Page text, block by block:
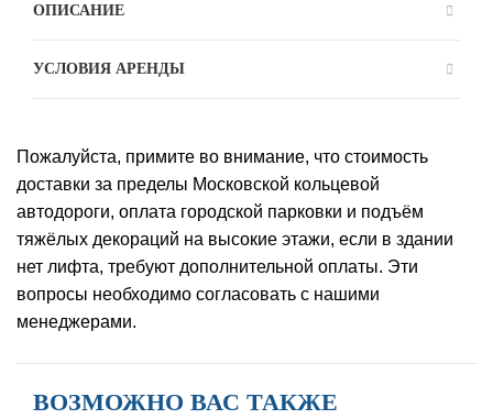
ОПИСАНИЕ
УСЛОВИЯ АРЕНДЫ
Пожалуйста, примите во внимание, что стоимость
доставки за пределы Московской кольцевой
автодороги, оплата городской парковки и подъём
тяжёлых декораций на высокие этажи, если в здании
нет лифта, требуют дополнительной оплаты. Эти
вопросы необходимо согласовать с нашими
менеджерами.
ВОЗМОЖНО ВАС ТАКЖЕ